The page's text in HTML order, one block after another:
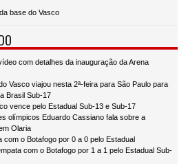
base do Vasco
com detalhes da inauguração da Arena
Vasco viajou nesta 2ª-feira para São Paulo para
Brasil Sub-17
vence pelo Estadual Sub-13 e Sub-17
olímpicos Eduardo Cassiano fala sobre a
Olaria
com o Botafogo por 0 a 0 pelo Estadual
com o Botafogo por 1 a 1 pelo Estadual Sub-